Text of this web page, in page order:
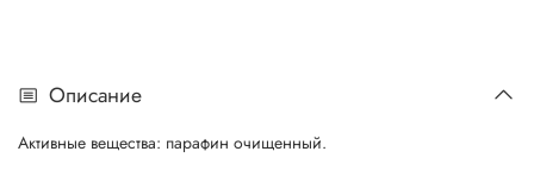
Описание
Активные вещества: парафин очищенный.